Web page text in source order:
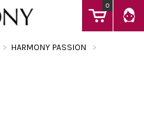
0
HARMONY PASSION